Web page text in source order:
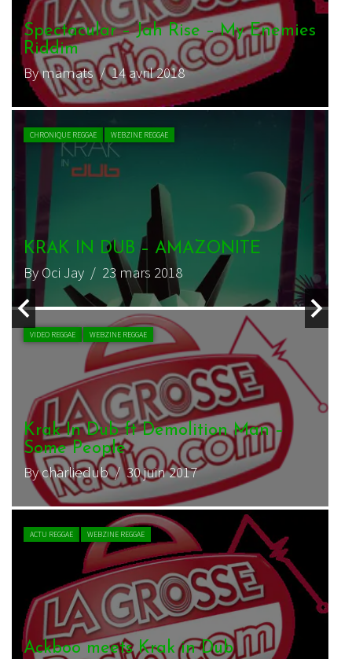
Capleton & Krak In Dub – Ah No
People Dem Love
By J.Lion/ 25 janvier 2021
VIDEO REGGAE WEBZINE REGGAE
Spectacular & Ilements – Money
By J.Lion/ 25 janvier 2020
VIDEO REGGAE WEBZINE REGGAE
Lutan Fyah, Jah Mason &
Spectacular – High Grade Medley
By charliedub/ 7 septembre 2019
VIDEO REGGAE WEBZINE REGGAE
Spectacular – Girl (Big Slap Riddim)